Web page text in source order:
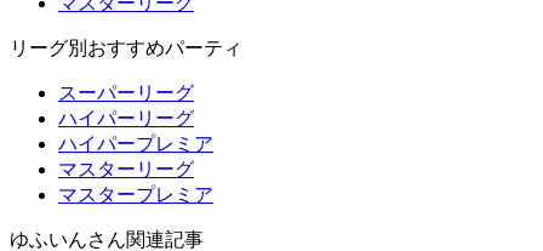
リーグ別おすすめパーティ
スーパーリーグ
ハイパーリーグ
ハイパープレミア
マスターリーグ
マスタープレミア
ゆふいんさん関連記事